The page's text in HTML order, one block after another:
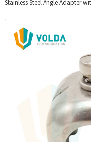
Stainless Steel Angle Adapter